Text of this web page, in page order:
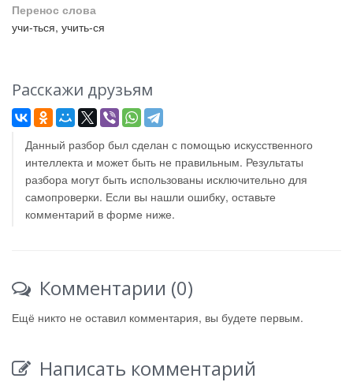
Перенос слова
учи-ться, учить-ся
Расскажи друзьям
Данный разбор был сделан с помощью искусственного
интеллекта и может быть не правильным. Результаты
разбора могут быть использованы исключительно для
самопроверки. Если вы нашли ошибку, оставьте
комментарий в форме ниже.
Комментарии (0)
Ещё никто не оставил комментария, вы будете первым.
Написать комментарий